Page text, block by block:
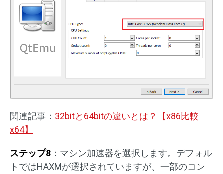
関連記事： 32bitと64bitの違いとは？【x86比較
x64】
ステップ8 ：マシン加速器を選択します。デフォル
トではHAXMが選択されていますが、一部のコン